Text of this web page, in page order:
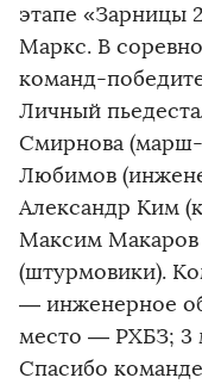
этапе «Зарницы
Маркс. В
команд-
Личный
Смирнова
Любимов
Александр Ким
Максим Макаров
(штурмовики).
— инженерное
место — РХБЗ; 3
Спасибо